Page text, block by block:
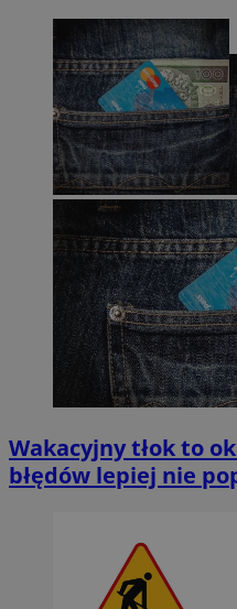
Wakacyjny tłok to
błędów lepiej nie